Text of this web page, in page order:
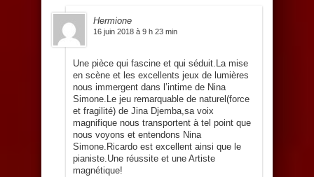
Hermione
16 juin 2018 à 9 h 23 min
Une pièce qui fascine et qui séduit.La mise
en scène et les excellents jeux de lumières
nous immergent dans l’intime de Nina
Simone.Le jeu remarquable de naturel(force
et fragilité) de Jina Djemba,sa voix
magnifique nous transportent à tel point que
nous voyons et entendons Nina
Simone.Ricardo est excellent ainsi que le
pianiste.Une réussite et une Artiste
magnétique!